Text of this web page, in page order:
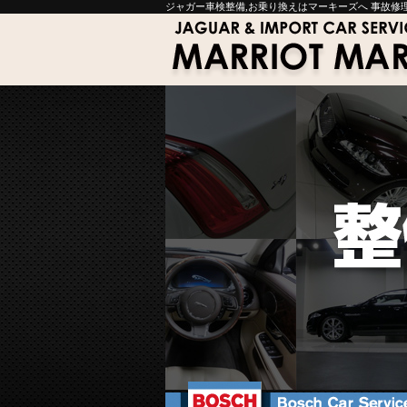
ジャガー車検整備,お乗り換えはマーキーズへ 事故修